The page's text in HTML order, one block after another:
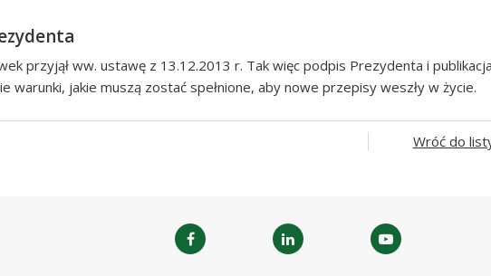
przyjął ww. ustawę z 13.12.2013 r. Tak więc podpis Prezydenta i
jakie muszą zostać spełnione, aby nowe przepisy weszły w życie.
Wróć do